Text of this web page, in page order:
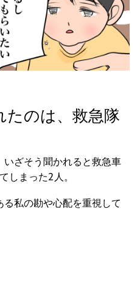
たのは、救急隊
ざそう聞かれると救急車
しまった2 人。
私の勘や心配を重視して